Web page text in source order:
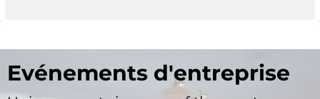
Evénements d'entreprise